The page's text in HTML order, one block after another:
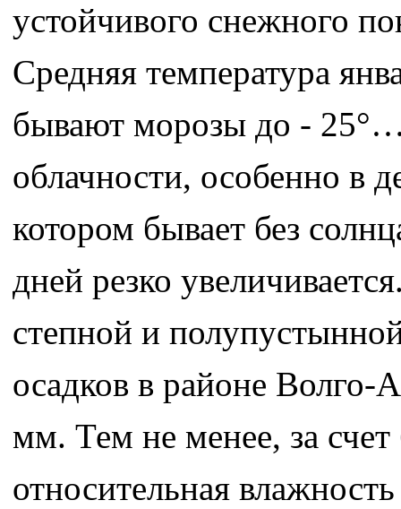
устойчивого снежного
Средняя температура
бывают морозы до -
облачности, особенно в
котором бывает без
дней резко
степной и
осадков в районе Волго-
мм. Тем не менее, за счет
относительная